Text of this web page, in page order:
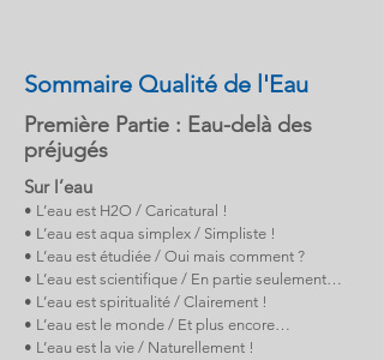
Sommaire Qualité de l'Eau
Première Partie : Eau-delà des
préjugés
Sur l’eau
• L’eau est H2O / Caricatural !
• L’eau est aqua simplex / Simpliste !
• L’eau est étudiée / Oui mais comment ?
• L’eau est scientifique / En partie seulement…
• L’eau est spiritualité / Clairement !
• L’eau est le monde / Et plus encore…
• L’eau est la vie / Naturellement !